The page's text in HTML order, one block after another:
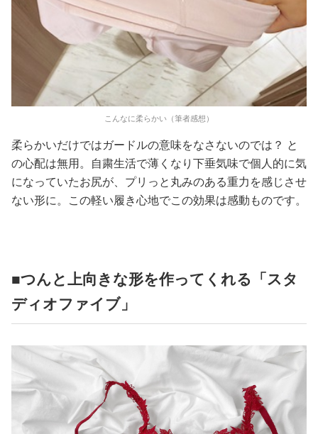
こんなに柔らかい（筆者感想）
柔らかいだけではガードルの意味をなさないのでは？ と
の心配は無用。自粛生活で薄くなり下垂気味で個人的に気
になっていたお尻が、プリっと丸みのある重力を感じさせ
ない形に。この軽い履き心地でこの効果は感動ものです。
■つんと上向きな形を作ってくれる「スタ
ディオファイブ」